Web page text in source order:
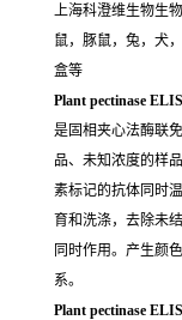
上海科澄维生物生
鼠，豚鼠，兔，犬
盒等
Plant pectinase
是固相夹心法酶联
品、未知浓度的样
素标记的抗体同时
育和洗涤，去除未
同时作用。产生颜
系。
Plant pectinase